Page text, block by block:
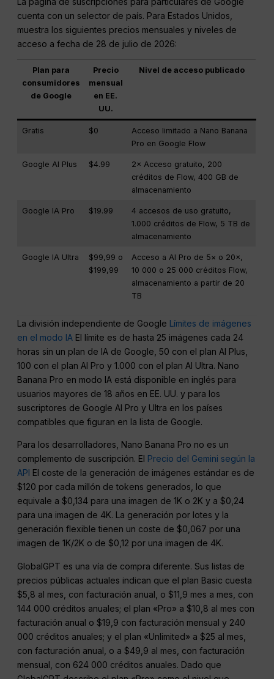
cuenta con un selector de país. Para Estados Unidos,
muestra los siguientes precios mensuales y niveles de
acceso a fecha de 28 de julio de 2026:
Plan para
consumidores
de Google
Precio
mensual
en EE.
UU.
Nivel de acceso publicado
Gratis $0
Acceso limitado a Nano Banana
Pro en Google Flow
Google AI Plus $4.99
2× Acceso gratuito, 200
créditos de Flow, 400 GB de
almacenamiento
Google IA Pro $19.99
4 accesos de uso gratuito,
1.000 créditos de Flow, 5 TB de
almacenamiento
Google IA Ultra
$99,99 o
$199,99
Acceso a AI Pro de 5× o 20×,
10 000 o 25 000 créditos Flow,
almacenamiento a partir de 20
TB
La división independiente de Google Límites de imágenes
en el modo IA El límite es de hasta 25 imágenes cada 24
horas sin un plan de IA de Google, 50 con el plan AI Plus,
100 con el plan AI Pro y 1.000 con el plan AI Ultra. Nano
Banana Pro en modo IA está disponible en inglés para
usuarios mayores de 18 años en EE. UU. y para los
suscriptores de Google AI Pro y Ultra en los países
compatibles que figuran en la lista de Google.
Para los desarrolladores, Nano Banana Pro no es un
complemento de suscripción. El Precio del Gemini según la
API El coste de la generación de imágenes estándar es de
$120 por cada millón de tokens generados, lo que
equivale a $0,134 para una imagen de 1K o 2K y a $0,24
para una imagen de 4K. La generación por lotes y la
generación flexible tienen un coste de $0,067 por una
imagen de 1K/2K o de $0,12 por una imagen de 4K.
GlobalGPT es una vía de compra diferente. Sus listas de
precios públicas actuales indican que el plan Basic cuesta
$5,8 al mes, con facturación anual, o $11,9 mes a mes, con
144 000 créditos anuales; el plan «Pro» a $10,8 al mes con
facturación anual o $19,9 con facturación mensual y 240
000 créditos anuales; y el plan «Unlimited» a $25 al mes,
con facturación anual, o a $49,9 al mes, con facturación
mensual, con 624 000 créditos anuales. Dado que